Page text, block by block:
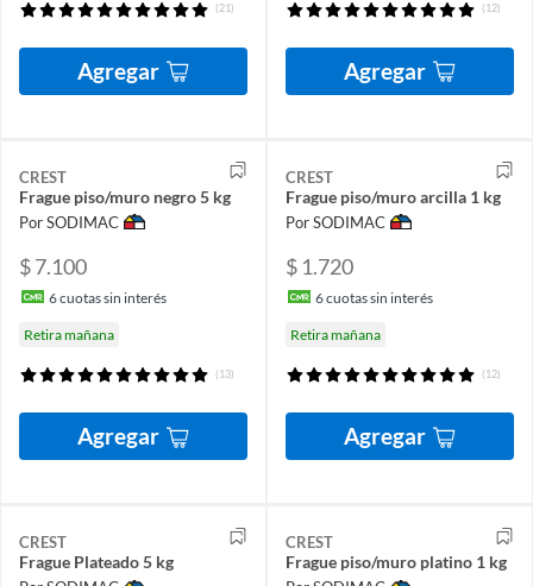
(21)
Agregar
(12)
Agregar
CREST
Frague piso/muro negro 5 kg
Por SODIMAC
$ 7.100
6cuotas sin interés
Retira mañana
(13)
Agregar
CREST
Frague piso/muro arcilla 1 kg
Por SODIMAC
$ 1.720
6cuotas sin interés
Retira mañana
(12)
Agregar
CREST
Frague Plateado 5 kg
CREST
Frague piso/muro platino 1 kg